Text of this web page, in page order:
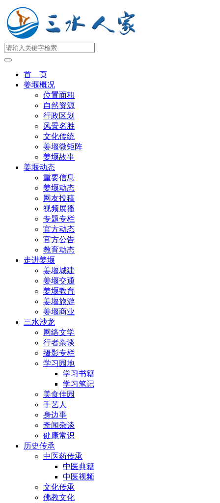
首 页
姜堰概况
位置面积
自然资源
行政区划
风景名胜
文化传统
姜堰微矩阵
姜堰故事
姜堰动态
重要信息
姜堰动态
网友投稿
视频展播
专题专栏
官方动态
官方公告
教育动态
走进姜堰
姜堰城建
姜堰交通
姜堰教育
姜堰旅游
姜堰商业
三水沙龙
网络文学
行者杂谈
摄影专栏
学习园地
学习书籍
学习笔记
美食佳园
手艺人
身边事
奇闻杂谈
健康常识
历史传承
中医药传承
中医典籍
中医视频
文化传承
佛教文化